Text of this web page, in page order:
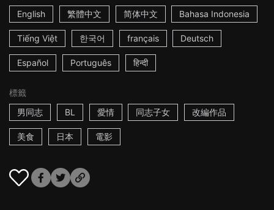
English
繁體中文 简体中文 Bahasa Indonesia
Tiếng Việt 한국어 français Deutsch
Español Português हिन्दी
標籤
男同志
BL 愛情 同志子女 改編作品
美食 日本 電影